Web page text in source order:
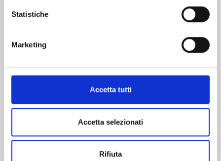
Statistiche
Marketing
Accetta tutti
Accetta selezionati
Rifiuta
Mostra tutto